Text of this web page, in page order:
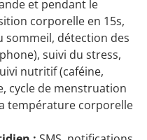
et pendant le
corporelle en 15s,
sommeil, détection des
suivi du stress,
nutritif (caféine,
cycle de menstruation
température corporelle